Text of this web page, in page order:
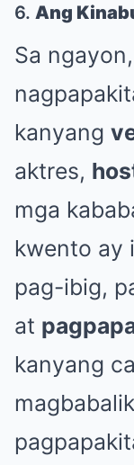
6. Ang
Sa
kanyang
aktres,
mga
kwento ay
pag-ibig,
at
kanyang